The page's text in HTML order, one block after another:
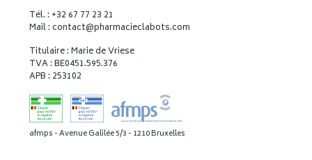
Tél. : +32 67 77 23 21
Mail : contact@pharmacieclabots.com
Titulaire : Marie de Vriese
TVA : BE0451.595.376
APB : 253102
afmps - Avenue Galilée 5/3 - 1210 Bruxelles